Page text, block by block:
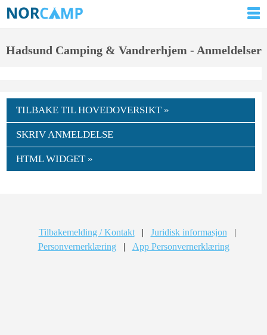
Hadsund Camping & Vandrerhjem - Anmeldelser
TILBAKE TIL HOVEDOVERSIKT »
SKRIV ANMELDELSE
HTML WIDGET »
Tilbakemelding / Kontakt | Juridisk informasjon
|
Personvernerklæring
| App Personvernerklæring